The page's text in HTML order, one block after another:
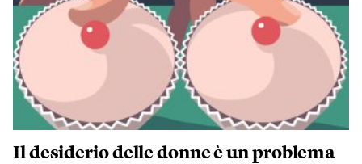
Il desiderio delle donne è un problema